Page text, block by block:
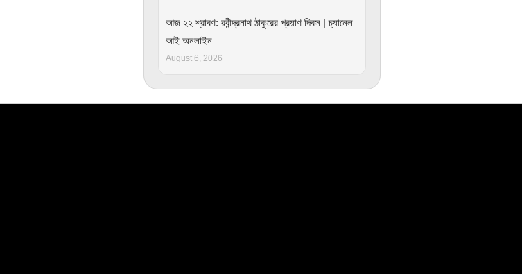
আজ ২২ শ্রাবণ: রবীন্দ্রনাথ ঠাকুরের প্রয়াণ দিবস | চ্যানেল
আই অনলাইন
August 6, 2026